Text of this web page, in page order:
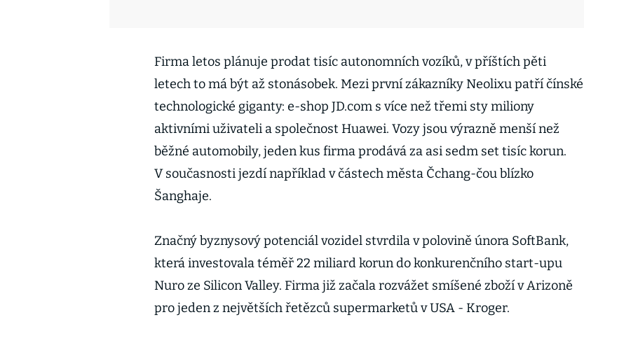
Firma letos plánuje prodat tisíc autonomních vozíků, v příštích pěti
letech to má být až stonásobek. Mezi první zákazníky Neolixu patří čínské
technologické giganty: e-shop JD.com s více než třemi sty miliony
aktivními uživateli a společnost Huawei. Vozy jsou výrazně menší než
běžné automobily, jeden kus firma prodává za asi sedm set tisíc korun.
V současnosti jezdí například v částech města Čchang-čou blízko
Šanghaje.
Značný byznysový potenciál vozidel stvrdila v polovině února SoftBank,
která investovala téměř 22 miliard korun do konkurenčního start-upu
Nuro ze Silicon Valley. Firma již začala rozvážet smíšené zboží v Arizoně
pro jeden z největších řetězců supermarketů v USA - Kroger.